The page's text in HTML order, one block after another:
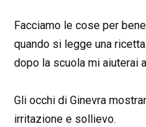
Facciamo le cose per
quando si legge una
dopo la scuola mi aiuterai
Gli occhi di Ginevra
irritazione e sollievo.